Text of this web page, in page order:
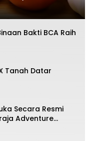
Bakti BCA Raih
Tanah Datar
Secara Resmi
Adventure